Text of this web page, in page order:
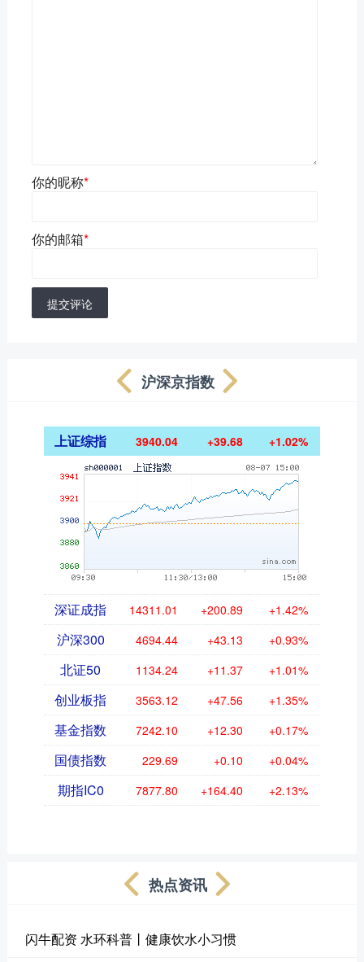
你的昵称*
你的邮箱*
提交评论
沪深京指数
上证综指 3940.04 +39.68 +1.02%
深证成指 14311.01 +200.89 +1.42%
沪深300 4694.44 +43.13 +0.93%
北证50 1134.24 +11.37 +1.01%
创业板指 3563.12 +47.56 +1.35%
基金指数 7242.10 +12.30 +0.17%
国债指数 229.69 +0.10 +0.04%
期指IC0 7877.80 +164.40 +2.13%
热点资讯
闪牛配资 水环科普丨健康饮水小习惯